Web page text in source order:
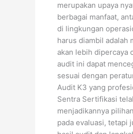
merupakan upaya
berbagai manfaat,
di lingkungan
harus diambil adalah
akan lebih dipercaya
audit ini dapat
sesuai dengan
Audit K3 yang
Sentra Sertifikasi
menjadikannya
pada evaluasi, tetapi